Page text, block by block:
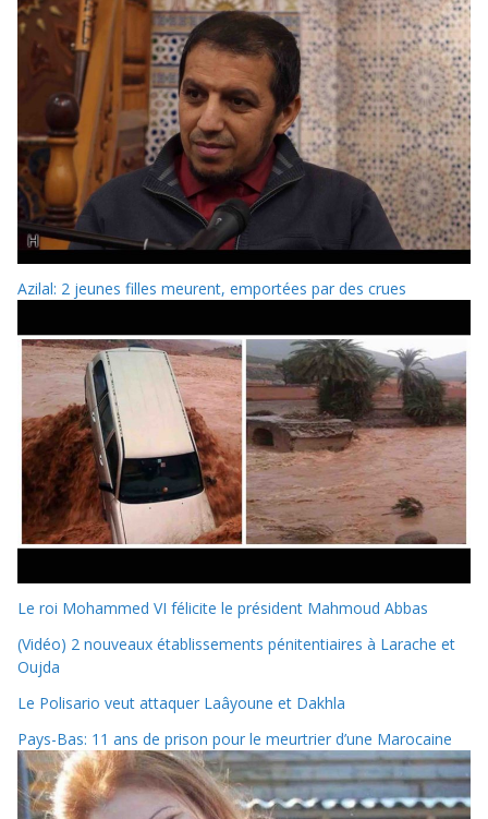
Azilal: 2 jeunes filles meurent, emportées par des crues
Le roi Mohammed VI félicite le président Mahmoud Abbas
(Vidéo) 2 nouveaux établissements pénitentiaires à Larache et
Oujda
Le Polisario veut attaquer Laâyoune et Dakhla
Pays-Bas: 11 ans de prison pour le meurtrier d’une Marocaine